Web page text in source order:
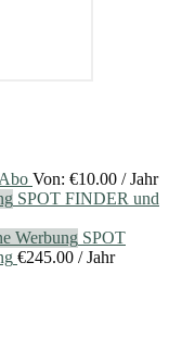
Von: €10.00 / Jahr
SPOT FINDER und
SPOT
€245.00 / Jahr